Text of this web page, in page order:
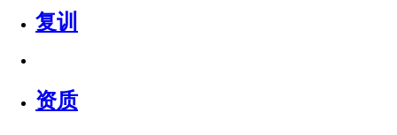
复训
资质